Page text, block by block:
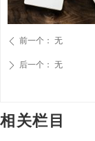
相关栏目
ꄴ 前一个： 无
ꄲ 后一个： 无